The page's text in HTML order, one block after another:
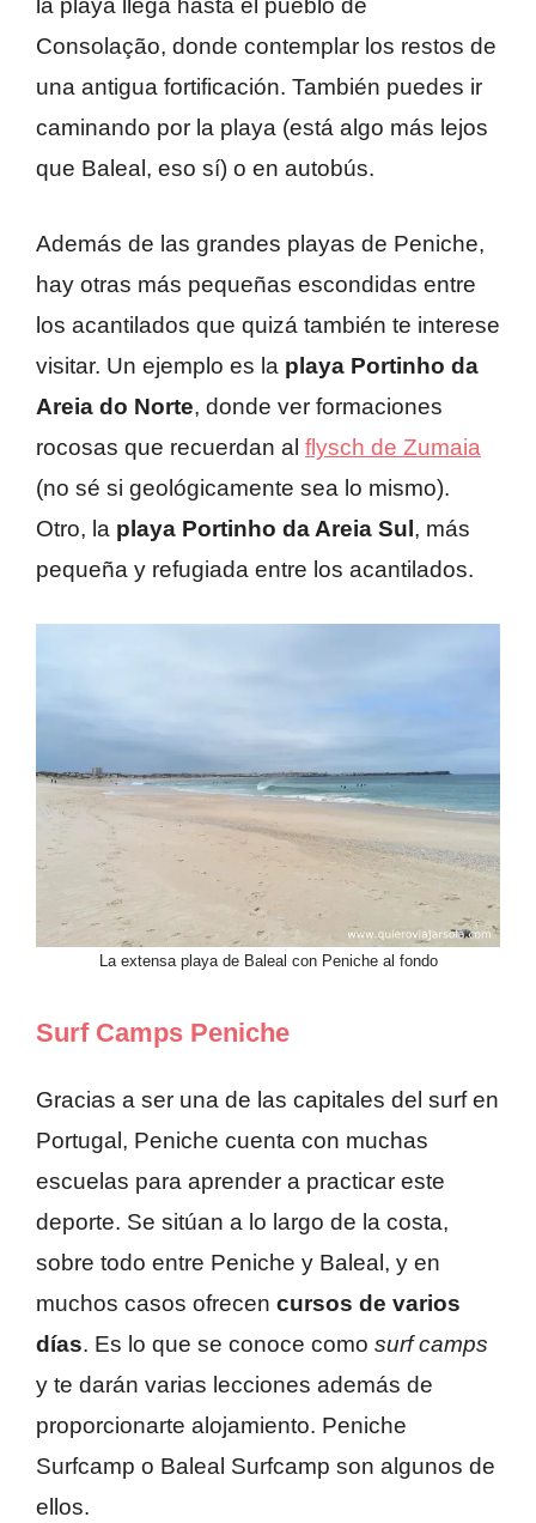
la playa llega hasta el pueblo de
Consolação, donde contemplar los restos de
una antigua fortificación. También puedes ir
caminando por la playa (está algo más lejos
que Baleal, eso sí) o en autobús.
Además de las grandes playas de Peniche,
hay otras más pequeñas escondidas entre
los acantilados que quizá también te interese
visitar. Un ejemplo es la playa Portinho da
Areia do Norte, donde ver formaciones
rocosas que recuerdan al flysch de Zumaia
(no sé si geológicamente sea lo mismo).
Otro, la playa Portinho da Areia Sul , más
pequeña y refugiada entre los acantilados.
La extensa playa de Baleal con Peniche al fondo
Surf Camps Peniche
Gracias a ser una de las capitales del surf en
Portugal, Peniche cuenta con muchas
escuelas para aprender a practicar este
deporte. Se sitúan a lo largo de la costa,
sobre todo entre Peniche y Baleal, y en
muchos casos ofrecen cursos de varios
días. Es lo que se conoce como surf camps
y te darán varias lecciones además de
proporcionarte alojamiento. Peniche
Surfcamp o Baleal Surfcamp son algunos de
ellos.